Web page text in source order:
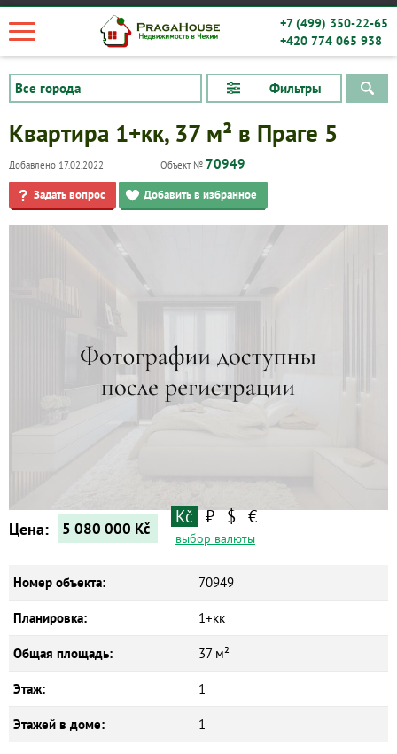
+7 (499) 350-22-65
+420 774 065 938
Фильтры
Квартира 1+кк, 37 м² в Праге 5
Добавлено 17.02.2022 Объект № 70949
Задать вопрос Добавить в избранное
Цена: 5 080 000 Kč
Kč ₽ $ €
выбор валюты
Номер объекта: 70949
Планировка: 1+кк
Общая площадь: 37 м²
Этаж: 1
Этажей в доме: 1